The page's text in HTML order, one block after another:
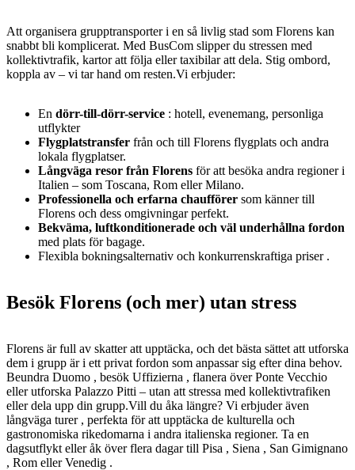
Att organisera grupptransporter i en så livlig stad som Florens kan
snabbt bli komplicerat. Med BusCom slipper du stressen med
kollektivtrafik, kartor att följa eller taxibilar att dela. Stig ombord,
koppla av – vi tar hand om resten.Vi erbjuder:
En dörr-till-dörr-service : hotell, evenemang, personliga
utflykter
Flygplatstransfer från och till Florens flygplats och andra
lokala flygplatser.
Långväga resor från Florens för att besöka andra regioner i
Italien – som Toscana, Rom eller Milano.
Professionella och erfarna chaufförer som känner till
Florens och dess omgivningar perfekt.
Bekväma, luftkonditionerade och väl underhållna fordon
med plats för bagage.
Flexibla bokningsalternativ och konkurrenskraftiga priser .
Besök Florens (och mer) utan stress
Florens är full av skatter att upptäcka, och det bästa sättet att utforska
dem i grupp är i ett privat fordon som anpassar sig efter dina behov.
Beundra Duomo , besök Uffizierna , flanera över Ponte Vecchio
eller utforska Palazzo Pitti – utan att stressa med kollektivtrafiken
eller dela upp din grupp.Vill du åka längre? Vi erbjuder även
långväga turer , perfekta för att upptäcka de kulturella och
gastronomiska rikedomarna i andra italienska regioner. Ta en
dagsutflykt eller åk över flera dagar till Pisa , Siena , San Gimignano
, Rom eller Venedig .